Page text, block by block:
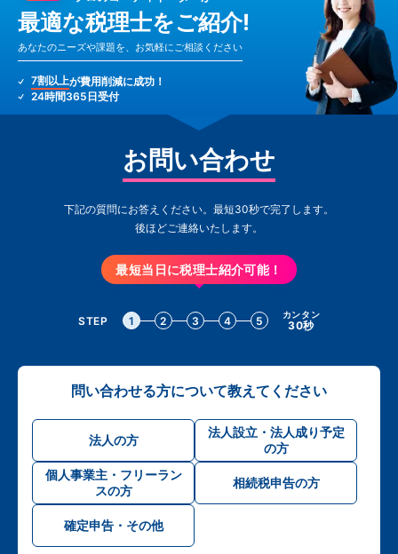
最適な税理士をご紹介!
あなたのニーズや課題を、お気軽にご相談ください
7割以上が費用削減に成功！
24時間365日受付
お問い合わせ
下記の質問にお答えください。最短30秒で完了します。
後ほどご連絡いたします。
最短当日に税理士紹介可能！
STEP 1 2 3 4 5 カンタン
30秒
問い合わせる方について教えてください
法人の方
法人設立・法人成り予定
の方
個人事業主・フリーラン
スの方
相続税申告の方
確定申告・その他